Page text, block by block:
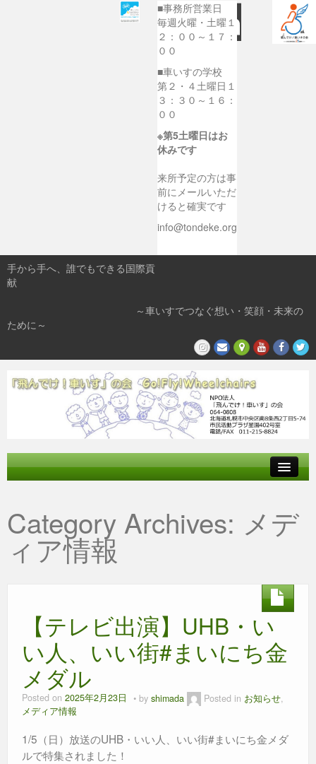
■事務所営業日
毎週火曜・土曜１
２：００～１７：
００
■車いすの学校
第２・４土曜日１
３：３０～１６：
００
※第5土曜日はお
休みです
来所予定の方は事
前にメールいただ
けると確実です
info@tondeke.org
手から手へ、誰でもできる国際貢
献
～車いすでつなぐ想い・笑顔・未来の
ために～
参加する
私たちの活動
Category Archives: メデ
ィア情報
【テレビ出演】UHB・い
い人、いい街#まいにち金
メダル
Posted on 2025年2月23日 by shimada Posted in お知らせ,
メディア情報
1/5（日）放送のUHB・いい人、いい街#まいにち金メダ
ルで特集されました！